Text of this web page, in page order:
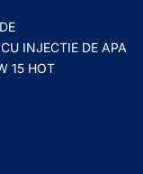
INJECTIE DE APA
15 HOT